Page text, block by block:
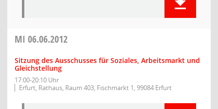
MI 06.06.2012
Sitzung des Ausschusses für Soziales, Arbeitsmarkt und
Gleichstellung
17:00-20:10 Uhr
Erfurt, Rathaus, Raum 403, Fischmarkt 1, 99084 Erfurt